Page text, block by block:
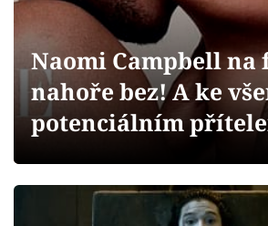
Videa
Sledujte prima+
Naomi Campbell na
nahoře bez! A ke
potenciálním